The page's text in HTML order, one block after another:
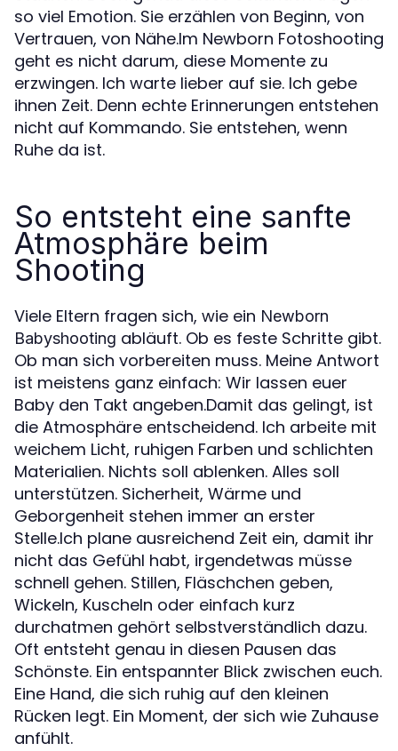
so viel Emotion. Sie erzählen von Beginn, von
Vertrauen, von Nähe.Im Newborn Fotoshooting
geht es nicht darum, diese Momente zu
erzwingen. Ich warte lieber auf sie. Ich gebe
ihnen Zeit. Denn echte Erinnerungen entstehen
nicht auf Kommando. Sie entstehen, wenn
Ruhe da ist.
So entsteht eine sanfte
Atmosphäre beim
Shooting
Viele Eltern fragen sich, wie ein Newborn
Babyshooting abläuft. Ob es feste Schritte gibt.
Ob man sich vorbereiten muss. Meine Antwort
ist meistens ganz einfach: Wir lassen euer
Baby den Takt angeben.Damit das gelingt, ist
die Atmosphäre entscheidend. Ich arbeite mit
weichem Licht, ruhigen Farben und schlichten
Materialien. Nichts soll ablenken. Alles soll
unterstützen. Sicherheit, Wärme und
Geborgenheit stehen immer an erster
Stelle.Ich plane ausreichend Zeit ein, damit ihr
nicht das Gefühl habt, irgendetwas müsse
schnell gehen. Stillen, Fläschchen geben,
Wickeln, Kuscheln oder einfach kurz
durchatmen gehört selbstverständlich dazu.
Oft entsteht genau in diesen Pausen das
Schönste. Ein entspannter Blick zwischen euch.
Eine Hand, die sich ruhig auf den kleinen
Rücken legt. Ein Moment, der sich wie Zuhause
anfühlt.